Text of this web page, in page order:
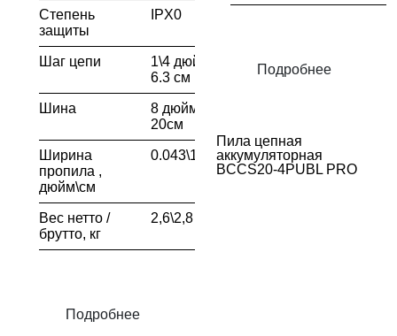
Степень
защиты
IPX0
Шаг цепи
1\4 дюймов /
6.3 см
Шина
8 дюймов \
20см
Ширина
пропила ,
дюйм\см
0.043\1.1
Вес нетто /
брутто, кг
2,6\2,8
Подробнее
Подробнее
Пила цепная
аккумуляторная
BCCS20-4PUBL PRO